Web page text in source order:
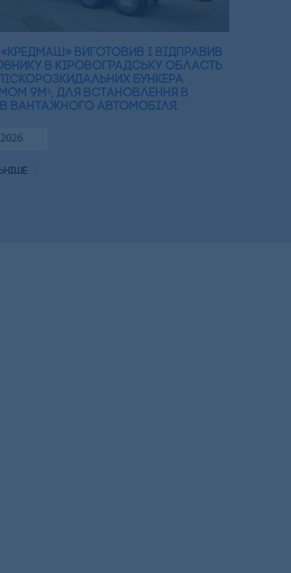
«Кредмаш» виготовив і відправив
в Кіровоградську область
бункера
9мᵌ, для встановлення в
вантажного автомобіля.